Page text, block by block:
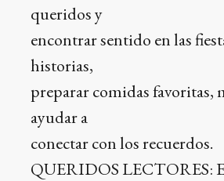
queridos y
encontrar sentido en las
historias,
preparar comidas favoritas,
ayudar a
conectar con los recuerdos.
QUERIDOS LECTORES: